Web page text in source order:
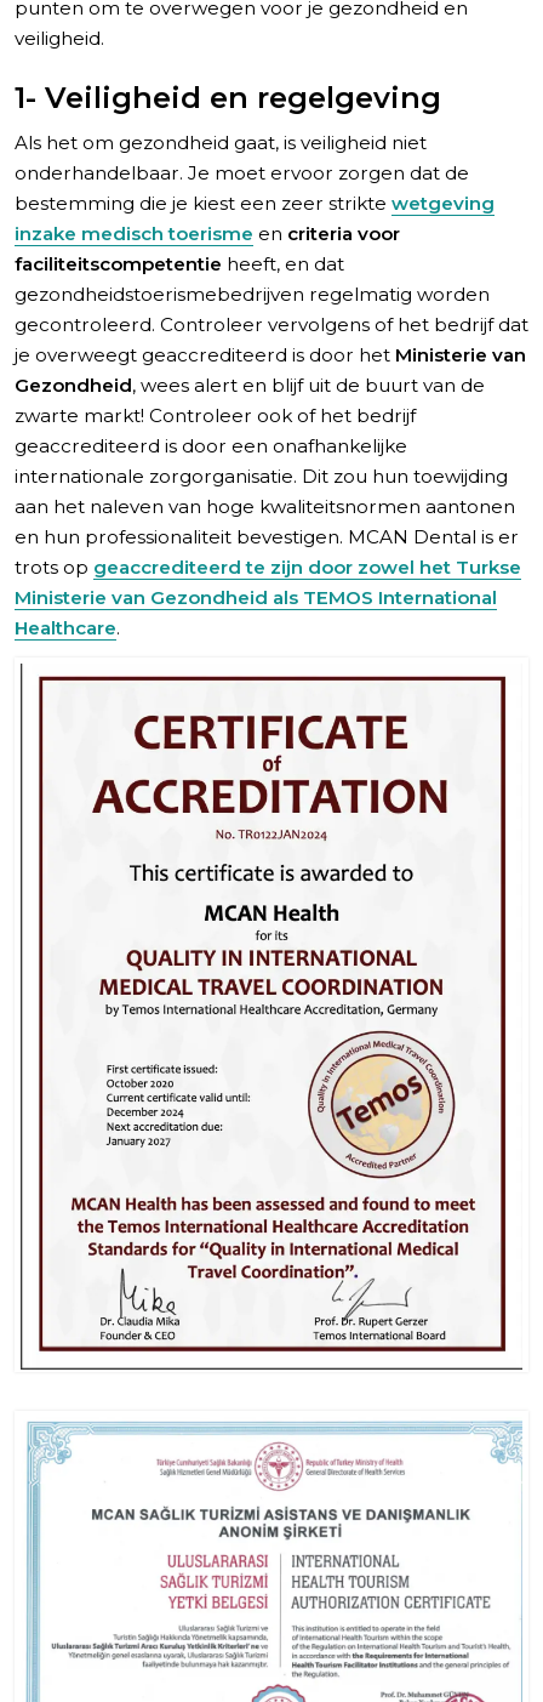
punten om te overwegen voor je gezondheid en
veiligheid.
1- Veiligheid en regelgeving
Als het om gezondheid gaat, is veiligheid niet
onderhandelbaar. Je moet ervoor zorgen dat de
bestemming die je kiest een zeer strikte wetgeving
inzake medisch toerisme en criteria voor
faciliteitscompetentie heeft, en dat
gezondheidstoerismebedrijven regelmatig worden
gecontroleerd. Controleer vervolgens of het bedrijf dat
je overweegt geaccrediteerd is door het Ministerie van
Gezondheid, wees alert en blijf uit de buurt van de
zwarte markt! Controleer ook of het bedrijf
geaccrediteerd is door een onafhankelijke
internationale zorgorganisatie. Dit zou hun toewijding
aan het naleven van hoge kwaliteitsnormen aantonen
en hun professionaliteit bevestigen. MCAN Dental is er
trots op geaccrediteerd te zijn door zowel het Turkse
Ministerie van Gezondheid als TEMOS International
Healthcare.